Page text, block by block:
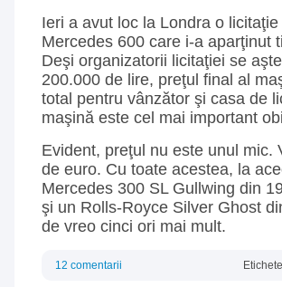
Ieri a avut loc la Londra o
Mercedes 600 care i-a aparţinut
Deşi organizatorii licitaţiei se
200.000 de lire, preţul final al
total pentru vânzător şi casa de
maşină este cel mai important
Evident, preţul nu este unul mic.
de euro. Cu toate acestea, la
Mercedes 300 SL Gullwing din
şi un Rolls-Royce Silver Ghost
de vreo cinci ori mai mult.
12 comentarii